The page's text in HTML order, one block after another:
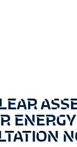
ENERGY